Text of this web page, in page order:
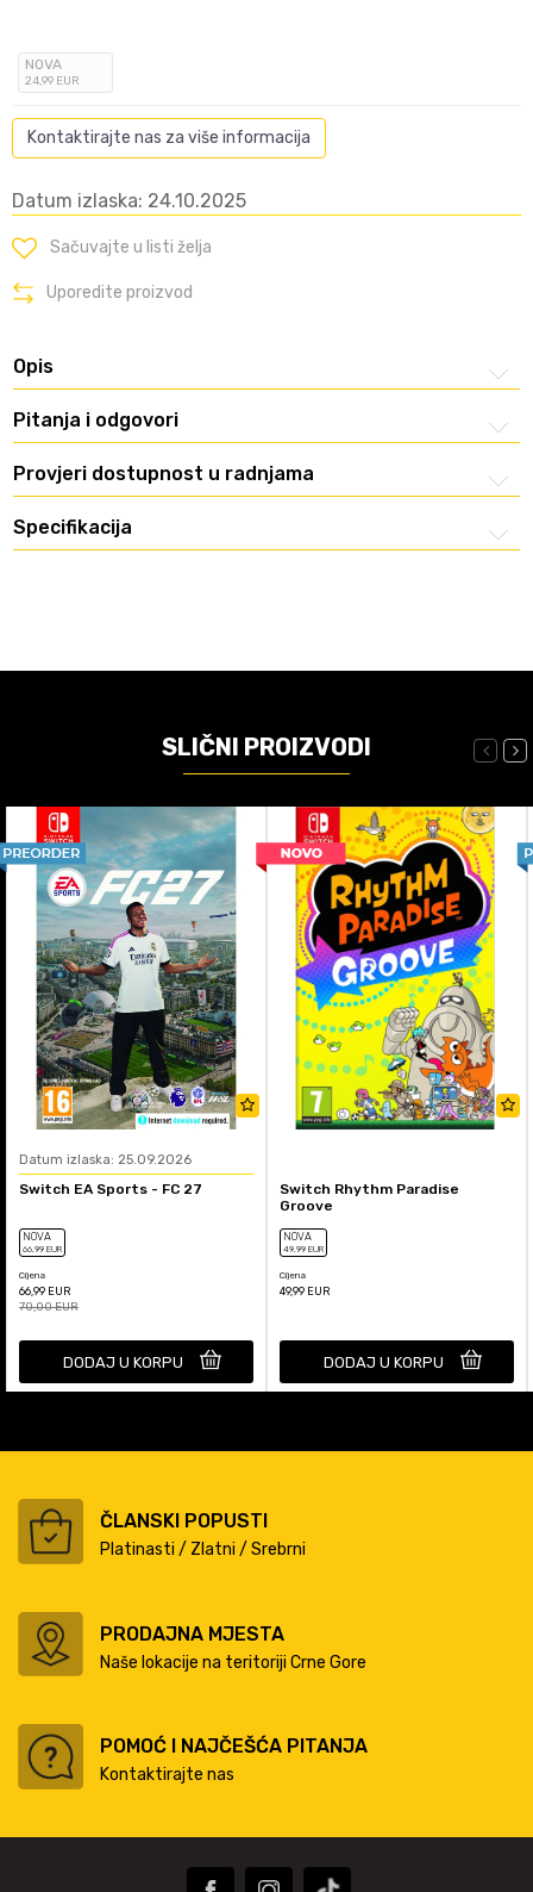
NOVA
24,99 EUR
Kontaktirajte nas za više informacija
Datum izlaska: 24.10.2025
Sačuvajte u listi želja
Uporedite proizvod
Opis
Pitanja i odgovori
Provjeri dostupnost u radnjama
Specifikacija
SLIČNI PROIZVODI
Datum izlaska: 25.09.2026
Switch EA Sports - FC 27
NOVA
66,99 EUR
Cijena
66,99 EUR
70,00EUR
DODAJ U KORPU
Switch Rhythm Paradise
Groove
NOVA
49,99 EUR
Cijena
49,99 EUR
DODAJ U KORPU
ČLANSKI POPUSTI
Platinasti / Zlatni / Srebrni
PRODAJNA MJESTA
Naše lokacije na teritoriji Crne Gore
POMOĆ I NAJČEŠĆA PITANJA
Kontaktirajte nas